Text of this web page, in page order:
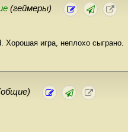
(геймеры)
Хорошая игра, неплохо сыграно.